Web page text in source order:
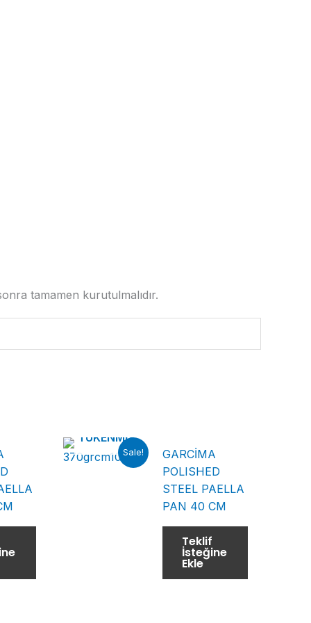
tamamen kurutulmalıdır.
Sale!
TÜKENMIŞ
GARCİMA
POLISHED
STEEL PAELLA
PAN 40 CM
Teklif
İsteğine
Ekle